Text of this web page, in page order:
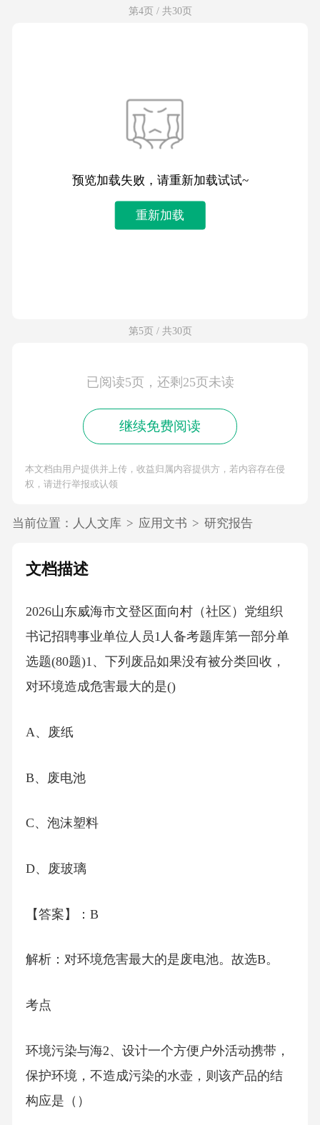
第4页 / 共30页
预览加载失败，请重新加载试试~
重新加载
第5页 / 共30页
已阅读5页，还剩25页未读
继续免费阅读
本文档由用户提供并上传，收益归属内容提供方，若内容存在侵
权，请进行举报或认领
当前位置： 人人文库 > 应用文书 > 研究报告
文档描述
2026山东威海市文登区面向村（社区）党组织
书记招聘事业单位人员1人备考题库第一部分单
选题(80题)1、下列废品如果没有被分类回收，
对环境造成危害最大的是()
A、废纸
B、废电池
C、泡沫塑料
D、废玻璃
【答案】：B
解析：对环境危害最大的是废电池。故选B。
考点
环境污染与海2、设计一个方便户外活动携带，
保护环境，不造成污染的水壶，则该产品的结
构应是（）